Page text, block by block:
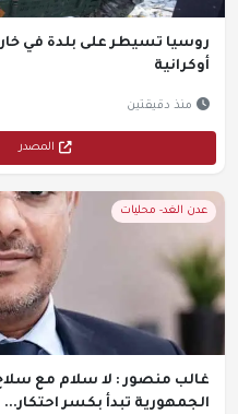
روسيا تسيطر على بلدة في
أوكرانية
منذ دقيقتين
المصدر
عدن الغد- محليات
غالب منصور : لا سلام مع
الجمهورية تبدأ بكسر احتكار...